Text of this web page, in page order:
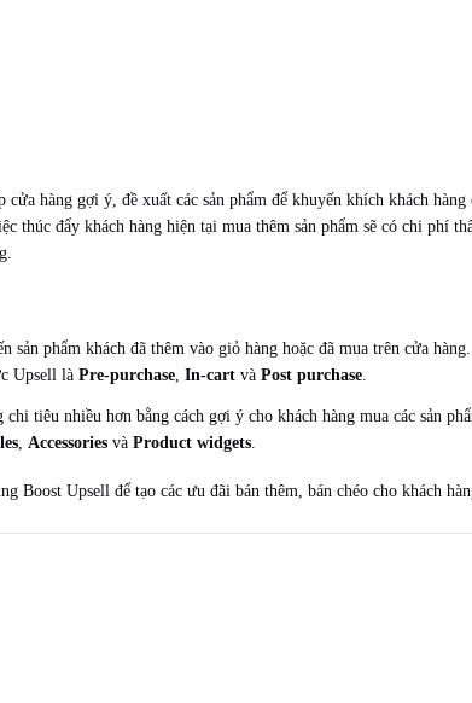
hàng gợi ý, đề xuất các sản phẩm để khuyến khích khách
đẩy khách hàng hiện tại mua thêm sản phẩm sẽ có chi phí
phẩm khách đã thêm vào giỏ hàng hoặc đã mua trên cửa
Upsell là Pre-purchase, In-cart và Post purchase.
tiêu nhiều hơn bằng cách gợi ý cho khách hàng mua các sản
, Accessories và Product widgets.
Upsell để tạo các ưu đãi bán thêm, bán chéo cho khách